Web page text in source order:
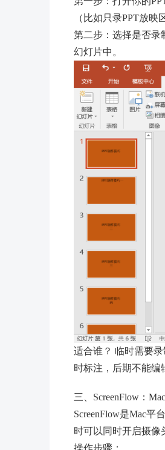
（比如只录PPT放映
第二步：选择是否录
幻灯片中。
适合谁？ 临时需要
时标注，后期不能编
三、ScreenFlow：
ScreenFlow是Mac
时可以同时开启摄像
操作步骤：